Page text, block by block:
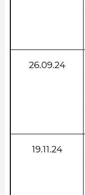
26.09.24
19.11.24